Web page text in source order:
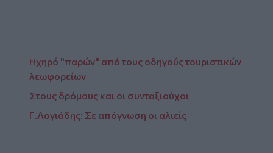
Ηχηρό "παρών" από τους οδηγούς τουριστικών
λεωφορείων
Στους δρόμους και οι συνταξιούχοι
Γ.Λογιάδης: Σε απόγνωση οι αλιείς